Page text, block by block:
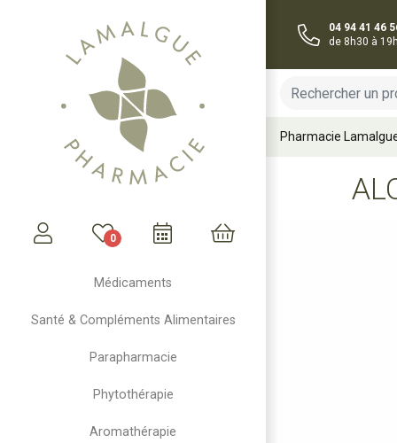
0
Médicaments
Santé & Compléments Alimentaires
Parapharmacie
Phytothérapie
Aromathérapie
04 94 41 46
de 8h30 à
Pharmacie